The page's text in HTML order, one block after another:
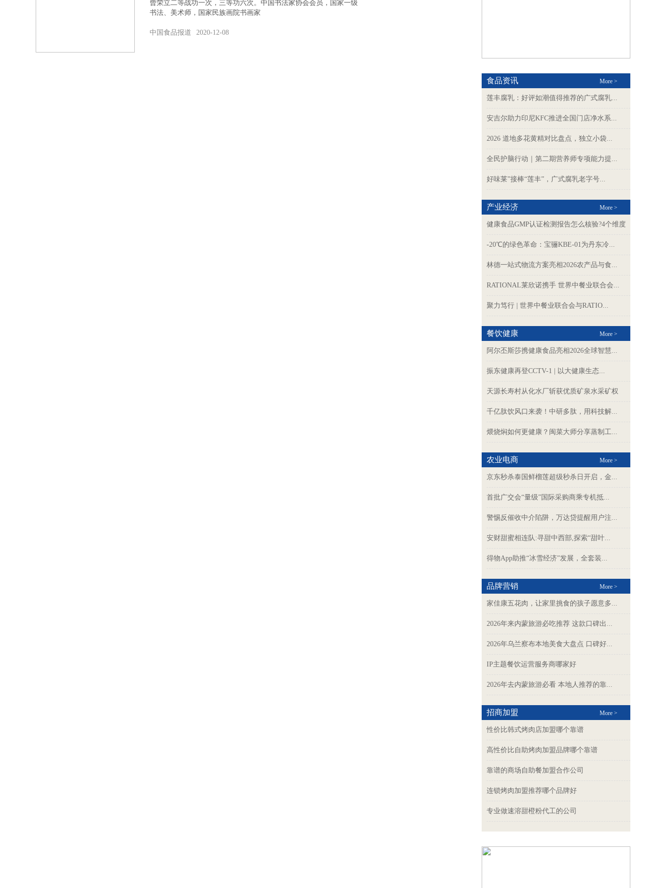
曾荣立二等战功一次，三等功六次。中国书法家协会会员，国家一级
书法、美术师，国家民族画院书画家
中国食品报道 2020-12-08
食品资讯 More >
莲丰腐乳：好评如潮值得推荐的广式腐乳...
安吉尔助力印尼KFC推进全国门店净水系...
2026 道地多花黄精对比盘点，独立小袋...
全民护脑行动｜第二期营养师专项能力提...
好味莱”接棒“莲丰”，广式腐乳老字号...
产业经济 More >
健康食品GMP认证检测报告怎么核验?4个维度
-20℃的绿色革命：宝骊KBE-01为丹东冷...
林德一站式物流方案亮相2026农产品与食...
RATIONAL莱欣诺携手 世界中餐业联合会...
聚力笃行 | 世界中餐业联合会与RATIO...
餐饮健康 More >
阿尔丕斯莎携健康食品亮相2026全球智慧...
振东健康再登CCTV-1 | 以大健康生态...
天源长寿村从化水厂斩获优质矿泉水采矿权
千亿肽饮风口来袭！中研多肽，用科技解...
煨烧焖如何更健康？闽菜大师分享蒸制工...
农业电商 More >
京东秒杀泰国鲜榴莲超级秒杀日开启，金...
首批广交会“量级”国际采购商乘专机抵...
警惕反催收中介陷阱，万达贷提醒用户注...
安财甜蜜相连队:寻甜中西部,探索“甜叶...
得物App助推“冰雪经济”发展，全套装...
品牌营销 More >
家佳康五花肉，让家里挑食的孩子愿意多...
2026年来内蒙旅游必吃推荐 这款口碑出...
2026年乌兰察布本地美食大盘点 口碑好...
IP主题餐饮运营服务商哪家好
2026年去内蒙旅游必看 本地人推荐的靠...
招商加盟 More >
性价比韩式烤肉店加盟哪个靠谱
高性价比自助烤肉加盟品牌哪个靠谱
靠谱的商场自助餐加盟合作公司
连锁烤肉加盟推荐哪个品牌好
专业做速溶甜橙粉代工的公司